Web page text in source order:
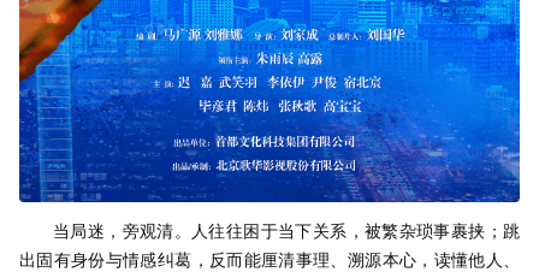
当局迷，旁观清。人往往困于当下关系，被繁杂琐事裹挟；跳
出固有身份与情感纠葛，反而能厘清事理、溯源本心，读懂他人、